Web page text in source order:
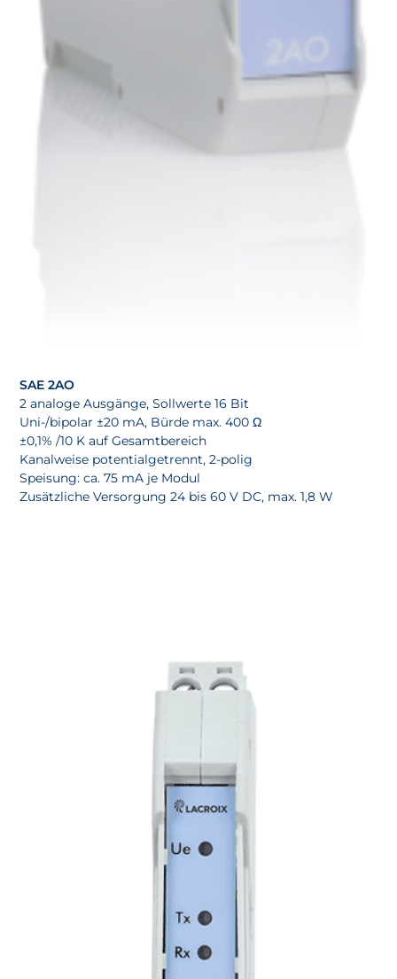
SAE 2AO
2 analoge Ausgänge, Sollwerte 16 Bit
Uni-/bipolar ±20 mA, Bürde max. 400 Ω
±0,1% /10 K auf Gesamtbereich
Kanalweise potentialgetrennt, 2-polig
Speisung: ca. 75 mA je Modul
Zusätzliche Versorgung 24 bis 60 V DC, max. 1,8 W